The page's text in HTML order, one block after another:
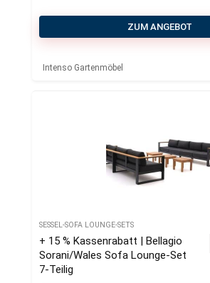
ZUM ANGEBOT
Intenso Gartenmöbel
SESSEL-SOFA LOUNGE-SETS
+ 15 % Kassenrabatt | Bellagio
Sorani/Wales Sofa Lounge-Set
7-Teilig